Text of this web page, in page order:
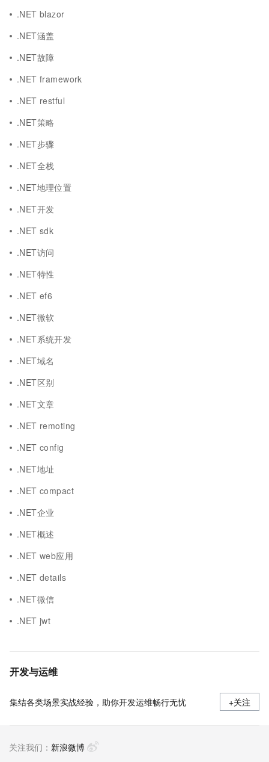
.NET blazor
.NET涵盖
.NET故障
.NET framework
.NET restful
.NET策略
.NET步骤
.NET全栈
.NET地理位置
.NET开发
.NET sdk
.NET访问
.NET特性
.NET ef6
.NET微软
.NET系统开发
.NET域名
.NET区别
.NET文章
.NET remoting
.NET config
.NET地址
.NET compact
.NET企业
.NET概述
.NET web应用
.NET details
.NET微信
.NET jwt
开发与运维
集结各类场景实战经验，助你开发运维畅行无忧 +关注
关注我们： 新浪微博